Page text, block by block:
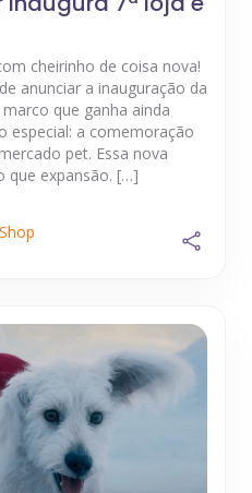
cheirinho de coisa nova!
anunciar a inauguração da
que ganha ainda
especial: a comemoração
pet. Essa nova
que expansão. […]